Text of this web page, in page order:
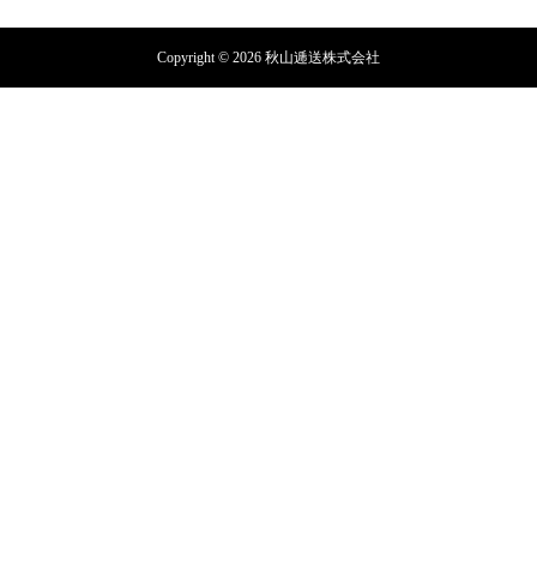
Copyright © 2026 秋山逓送株式会社